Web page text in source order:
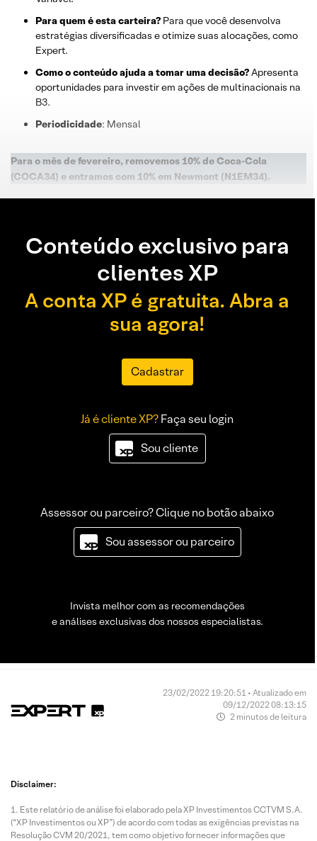
Paraquem é esta carteira? Para que você desenvolva
estratégias diversificadas e otimize suas alocações, como
Expert.
Como o conteúdo ajuda a tomar uma decisão?Apresenta
oportunidades para investir em ações de multinacionais na
B3.
Periodicidade: Mensal
Para o mês de fevereiro, removemos 10% de Coca-Cola
(COCA34) e entramos com 10% em Newmont (N1EM34).
Conteúdo exclusivo para
clientes XP
A conta XP é gratuita. Abra a
sua agora!
Cadastrar
Já é cliente XP?Faça seu login
Sou cliente
Assessor ou parceiro? Clique no botão abaixo
Sou assessor ou parceiro
Invista melhor com as recomendações
e análises exclusivas dos nossos especialistas.
23/02/2022 19:20:51 • Atualizado em
09/12/2022 08:13:15
2 minutos de leitura
Disclaimer:
Este relatório de análise foi elaborado pela XP Investimentos CCTVM S.A.
(“XP Investimentos ou XP”) de acordo com todas as exigências previstas na
Resolução CVM 20/2021, tem como objetivo fornecer informações que